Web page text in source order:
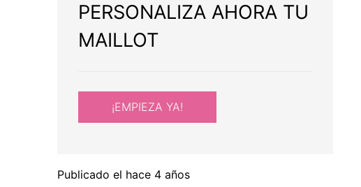
PERSONALIZA AHORA TU
MAILLOT
¡EMPIEZA YA!
Publicado el hace 4 años